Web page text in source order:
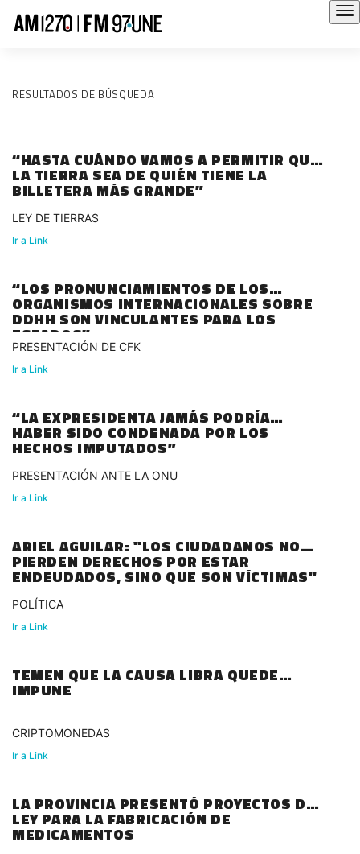
RESULTADOS DE BÚSQUEDA
“HASTA CUÁNDO VAMOS A PERMITIR QUE
LA TIERRA SEA DE QUIÉN TIENE LA
BILLETERA MÁS GRANDE”
LEY DE TIERRAS
Ir a Link
“LOS PRONUNCIAMIENTOS DE LOS
ORGANISMOS INTERNACIONALES SOBRE
DDHH SON VINCULANTES PARA LOS
ESTADOS”
PRESENTACIÓN DE CFK
Ir a Link
“LA EXPRESIDENTA JAMÁS PODRÍA
HABER SIDO CONDENADA POR LOS
HECHOS IMPUTADOS”
PRESENTACIÓN ANTE LA ONU
Ir a Link
ARIEL AGUILAR: "LOS CIUDADANOS NO
PIERDEN DERECHOS POR ESTAR
ENDEUDADOS, SINO QUE SON VÍCTIMAS"
POLÍTICA
Ir a Link
TEMEN QUE LA CAUSA LIBRA QUEDE
IMPUNE
CRIPTOMONEDAS
Ir a Link
LA PROVINCIA PRESENTÓ PROYECTOS DE
LEY PARA LA FABRICACIÓN DE
MEDICAMENTOS